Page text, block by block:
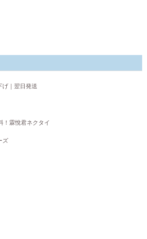
げ｜翌日発送
！霖悅君ネクタイ
ズ